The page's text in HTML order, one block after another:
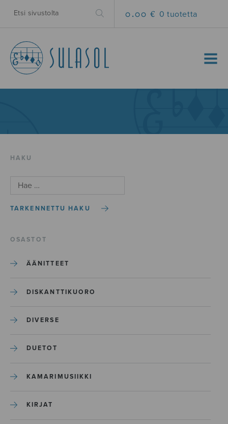
0.00 € 0 tuotetta
MENU
HAKU
TARKENNETTU HAKU
OSASTOT
ÄÄNITTEET
DISKANTTIKUORO
DIVERSE
DUETOT
KAMARIMUSIIKKI
KIRJAT